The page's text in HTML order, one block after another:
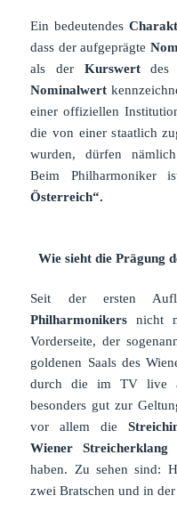
Ein bedeutendes
dass der aufgeprägte
als der Kurswertdes
Nominalwert
einer offiziellen
die von einer staatlich
wurden, dürfen
Beim Philharmoniker
Österreich“.
Wie sieht die Prägung
Seit der ersten
Philharmonikers nicht
Vorderseite, der
goldenen Saals des
durch die im TV live
besonders gut zur
vor allem die
Wiener Streicherklang
haben. Zu sehen sind:
zwei Bratschen und in